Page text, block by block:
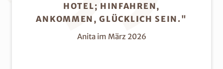
HOTEL; HINFAHREN,
ANKOMMEN, GLÜCKLICH SEIN."
Anita im März 2026